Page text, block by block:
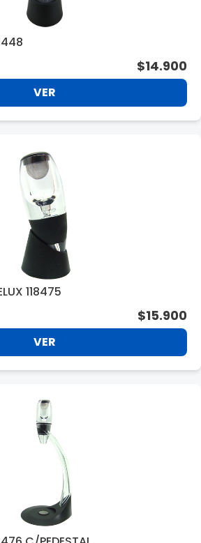
$14.900
VER
118475
$15.900
VER